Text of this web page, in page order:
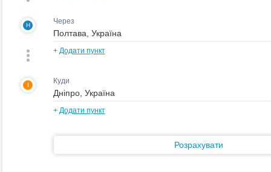
H Через
+ Додати пункт
I Куди
+ Додати пункт
Розрахувати